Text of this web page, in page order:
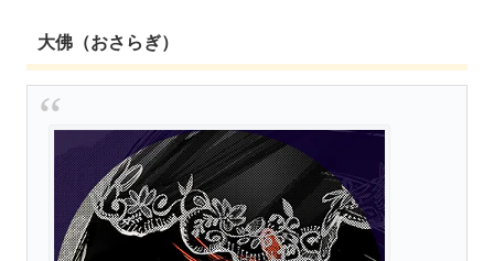
大佛（おさらぎ）